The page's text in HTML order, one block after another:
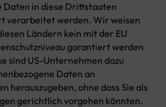
Daten in diese Drittstaaten
verarbeitet werden. Wir weisen
Ländern kein mit der EU
garantiert werden
sind US-Unternehmen dazu
Daten an
herauszugeben, ohne dass Sie als
gerichtlich vorgehen könnten.